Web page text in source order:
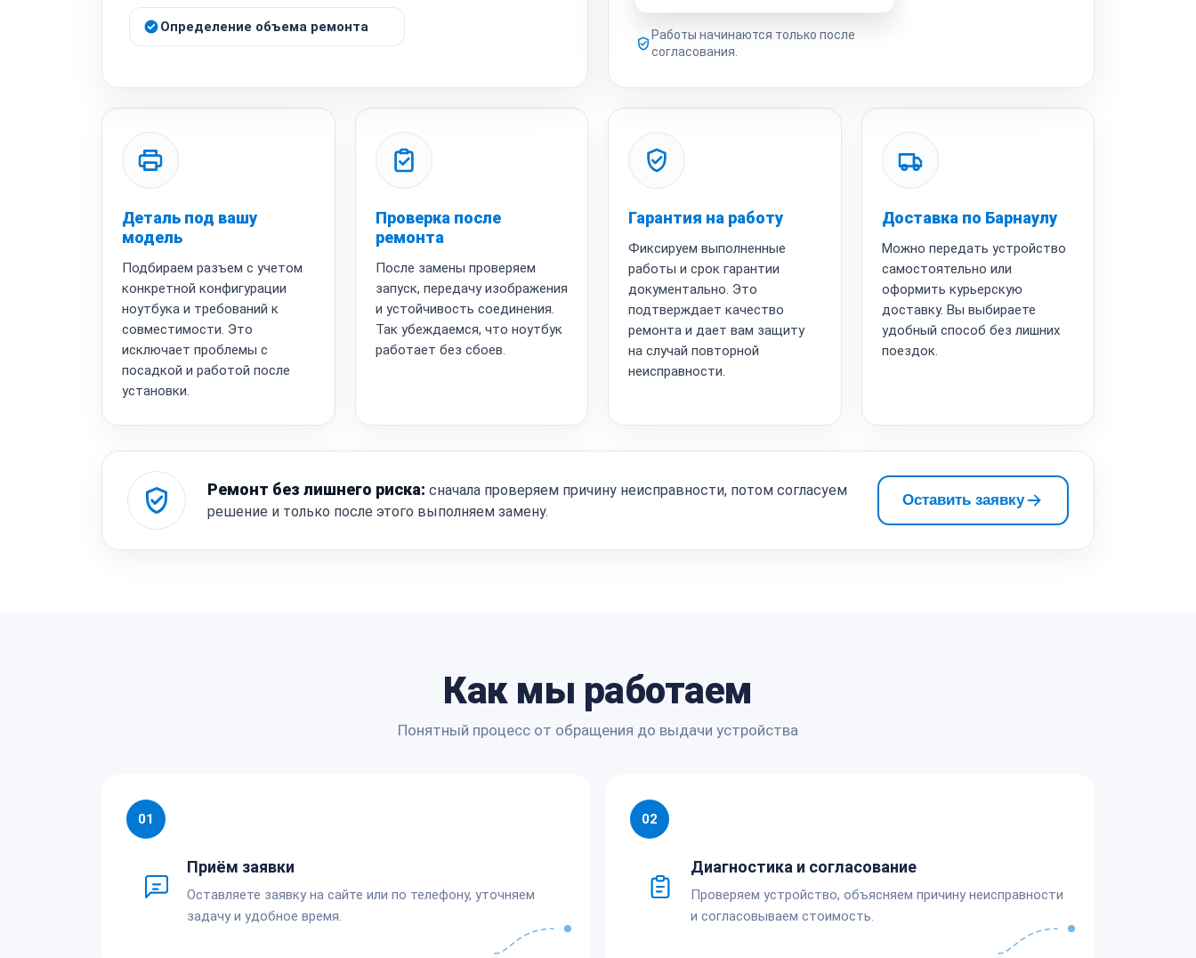
Определение объема ремонта
Работы начинаются только после
согласования.
Деталь под вашу
модель
Подбираем разъем с учетом
конкретной конфигурации
ноутбука и требований к
совместимости. Это
исключает проблемы с
посадкой и работой после
установки.
Проверка после
ремонта
После замены проверяем
запуск, передачу изображения
и устойчивость соединения.
Так убеждаемся, что ноутбук
работает без сбоев.
Гарантия на работу
Фиксируем выполненные
работы и срок гарантии
документально. Это
подтверждает качество
ремонта и дает вам защиту
на случай повторной
неисправности.
Доставка по Барнаулу
Можно передать устройство
самостоятельно или
оформить курьерскую
доставку. Вы выбираете
удобный способ без лишних
поездок.
Ремонт без лишнего риска: сначала проверяем причину неисправности, потом согласуем
решение и только после этого выполняем замену.
Оставить заявку
Как мы работаем
Понятный процесс от обращения до выдачи устройства
01
Приём заявки
Оставляете заявку на сайте или по телефону, уточняем
задачу и удобное время.
02
Диагностика и согласование
Проверяем устройство, объясняем причину неисправности
и согласовываем стоимость.